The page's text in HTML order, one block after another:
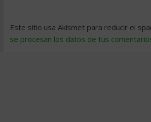
Este sitio usa Akismet para reducir el
se procesan los datos de tus